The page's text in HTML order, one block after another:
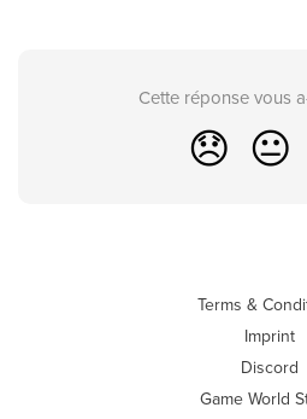
Cette réponse vous
😞 😐
Terms &
Imprint
Discord
Game World